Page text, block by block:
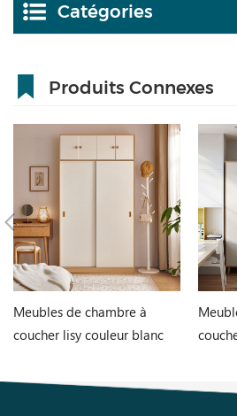
Catégories
Produits Connexes
Meubles de chambre à
coucher lisy couleur blanc
ls466d6-a